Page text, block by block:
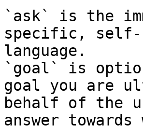
`ask` is the
specific, self-
language.
`goal` is
goal you are
behalf of the
answer